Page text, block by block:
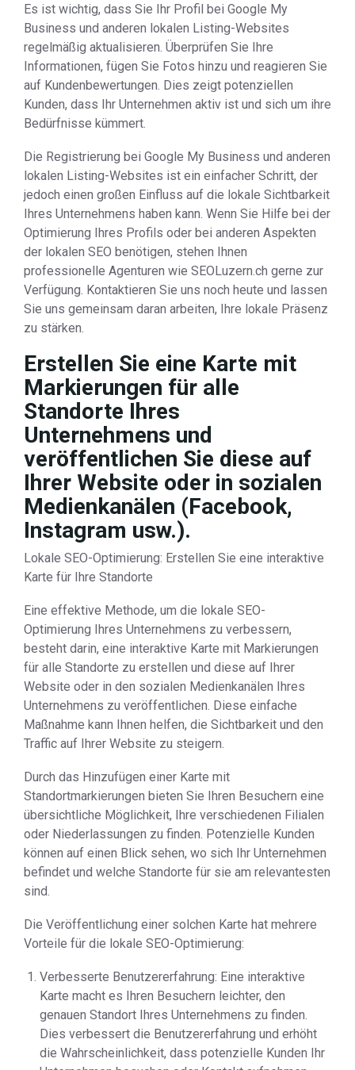
Es ist wichtig, dass Sie Ihr Profil bei Google My
Business und anderen lokalen Listing-Websites
regelmäßig aktualisieren. Überprüfen Sie Ihre
Informationen, fügen Sie Fotos hinzu und reagieren Sie
auf Kundenbewertungen. Dies zeigt potenziellen
Kunden, dass Ihr Unternehmen aktiv ist und sich um ihre
Bedürfnisse kümmert.
Die Registrierung bei Google My Business und anderen
lokalen Listing-Websites ist ein einfacher Schritt, der
jedoch einen großen Einfluss auf die lokale Sichtbarkeit
Ihres Unternehmens haben kann. Wenn Sie Hilfe bei der
Optimierung Ihres Profils oder bei anderen Aspekten
der lokalen SEO benötigen, stehen Ihnen
professionelle Agenturen wie SEOLuzern.ch gerne zur
Verfügung. Kontaktieren Sie uns noch heute und lassen
Sie uns gemeinsam daran arbeiten, Ihre lokale Präsenz
zu stärken.
Erstellen Sie eine Karte mit
Markierungen für alle
Standorte Ihres
Unternehmens und
veröffentlichen Sie diese auf
Ihrer Website oder in sozialen
Medienkanälen (Facebook,
Instagram usw.).
Lokale SEO-Optimierung: Erstellen Sie eine interaktive
Karte für Ihre Standorte
Eine effektive Methode, um die lokale SEO-
Optimierung Ihres Unternehmens zu verbessern,
besteht darin, eine interaktive Karte mit Markierungen
für alle Standorte zu erstellen und diese auf Ihrer
Website oder in den sozialen Medienkanälen Ihres
Unternehmens zu veröffentlichen. Diese einfache
Maßnahme kann Ihnen helfen, die Sichtbarkeit und den
Traffic auf Ihrer Website zu steigern.
Durch das Hinzufügen einer Karte mit
Standortmarkierungen bieten Sie Ihren Besuchern eine
übersichtliche Möglichkeit, Ihre verschiedenen Filialen
oder Niederlassungen zu finden. Potenzielle Kunden
können auf einen Blick sehen, wo sich Ihr Unternehmen
befindet und welche Standorte für sie am relevantesten
sind.
Die Veröffentlichung einer solchen Karte hat mehrere
Vorteile für die lokale SEO-Optimierung:
Verbesserte Benutzererfahrung: Eine interaktive
Karte macht es Ihren Besuchern leichter, den
genauen Standort Ihres Unternehmens zu finden.
Dies verbessert die Benutzererfahrung und erhöht
die Wahrscheinlichkeit, dass potenzielle Kunden Ihr